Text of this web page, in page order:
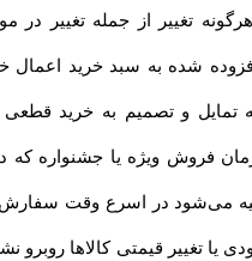
تغییر از جمله تغییر در
شده به سبد خرید اعمال
تمایل و تصمیم به خرید قطعی
فروش ویژه یا جشنواره که
می‌شود در اسرع وقت سفارش
یا تغییر قیمتی کالاها